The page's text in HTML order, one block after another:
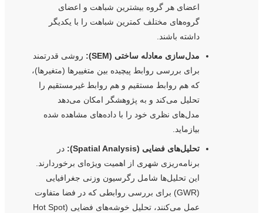
اعضای هر گروه بیشترین شباهت و اعضای
گروه‌های مختلف کمترین شباهت را با یکدیگر
داشته باشند.
مدل‌سازی معادله ساختی (SEM):
روشی قدرتمند
برای بررسی روابط پیچیده بین متغییرها (متغیرها)،
که هم روابط مستقیم و هم روابط غیرمستقیم را
تحلیل می‌کند و به پژوهشگر امکان می‌دهد
مدل‌های نظری خود را با داده‌های مشاهده شده
بیازماید.
تحلیل‌های فضایی (Spatial Analysis):
در
برنامه‌ریزی شهری از اهمیت ویژه‌ای برخوردارند.
این تحلیل‌ها شامل رگرسیون وزنی جغرافیایی
(GWR) برای بررسی روابطی که در فضا متفاوت
عمل می‌کنند، تحلیل خوشه‌های فضایی (Hot Spot